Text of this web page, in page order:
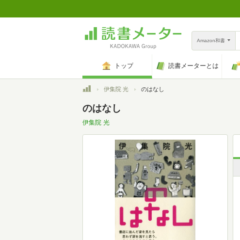
Amazon和書
トップ 読書メーターとは
トップ伊集院 光 のはなし
のはなし
伊集院 光